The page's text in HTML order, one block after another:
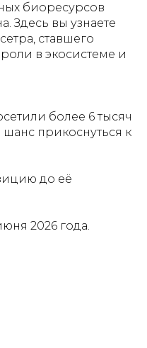
биоресурсов
Здесь вы узнаете
ставшего
в экосистеме и
более 6 тысяч
шанс прикоснуться к
до её
2026 года.